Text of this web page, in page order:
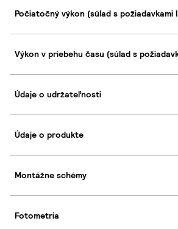
Počiatočný výkon (súlad s požiadavkami
Výkon v priebehu času (súlad s
Údaje o udržateľnosti
Údaje o produkte
Montážne schémy
Fotometria